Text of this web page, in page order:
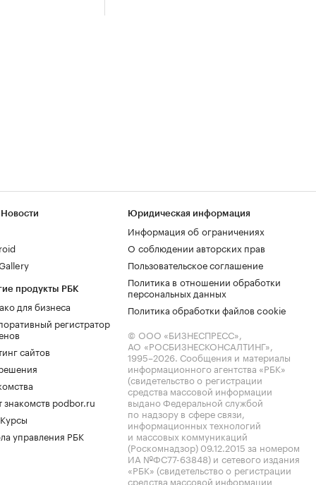
продукты РБК
для бизнеса
регистратор
сайтов
знакомств podbor.ru
управления РБК
Юридическая информация
Информация об ограничениях
О соблюдении авторских прав
Пользовательское соглашение
Политика в отношении обработки
персональных данных
Политика обработки файлов cookie
© ООО «БИЗНЕСПРЕСС»,
АО «РОСБИЗНЕСКОНСАЛТИНГ»,
1995–2026. Сообщения и материалы
информационного агентства «РБК»
(свидетельство о регистрации
средства массовой информации
выдано Федеральной службой
по надзору в сфере связи,
информационных технологий
и массовых коммуникаций
(Роскомнадзор) 09.12.2015 за номером
ИА №ФС77-63848) и сетевого издания
«РБК» (свидетельство о регистрации
средства массовой информации